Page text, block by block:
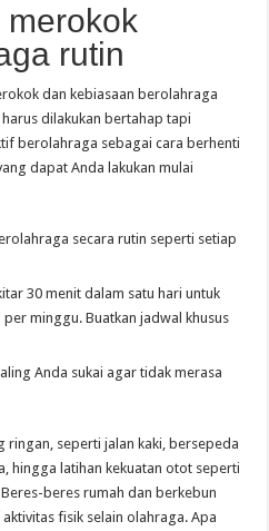
rutin
dan kebiasaan berolahraga
dilakukan bertahap tapi
berolahraga sebagai cara berhenti
dapat Anda lakukan mulai
secara rutin seperti setiap
30 menit dalam satu hari untuk
minggu. Buatkan jadwal khusus
Anda sukai agar tidak merasa
ringan, seperti jalan kaki, bersepeda
hingga latihan kekuatan otot seperti
beres rumah dan berkebun
fisik selain olahraga. Apa